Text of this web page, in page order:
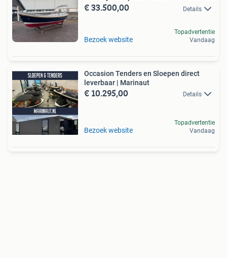
€ 33.500,00 Details
Bezoek website
Topadvertentie
Vandaag
Occasion Tenders en Sloepen direct
leverbaar | Marinaut
€ 10.295,00 Details
Bezoek website
Topadvertentie
Vandaag